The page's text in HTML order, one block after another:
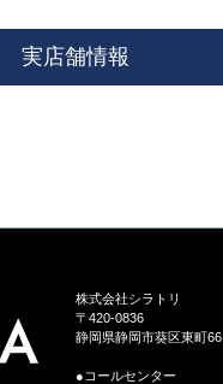
実店舗情報
株式会社シラトリ
〒420-0836
静岡県静岡市葵区東町66
●コールセンター